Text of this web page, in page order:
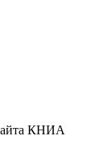
КНИА